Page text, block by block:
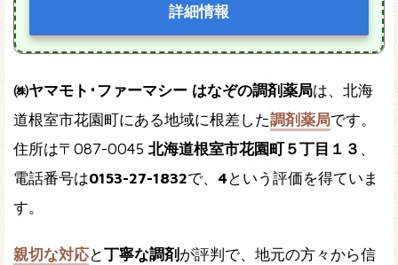
詳細情報
㈱ヤマモト･ファーマシー はなぞの調剤薬局は、北海
道根室市花園町にある地域に根差した調剤薬局です。
住所は〒087-0045 北海道根室市花園町５丁目１３ 、
電話番号は0153-27-1832で、 4 という評価を得ていま
す。
親切な対応と丁寧な調剤 が評判で、地元の方々から信